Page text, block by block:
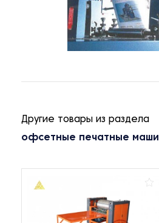
Другие товары из раздела
офсетные печатные